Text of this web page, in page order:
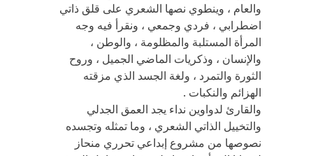
والعام ، وينطوي نصها الشعري على قلق ذاتي
اضطرابي ، فردي وجمعي ، ونقرأ فيه وجه
المرأة المستلبة والمظلومة ، والوطن ،
والإنسان ، وذكريات الماضي الجميل ، وروح
الثورة والتمرد ، ولغة الجسد الذي مزقته
الهزائم والنكبات .
والقارئ لدواوين نداء يجد العمق الجدلي
والتخييل الذاتي الشعري ، وما تمثله وتجسده
نصوصها من مشروع إبداعي تحرري منحاز